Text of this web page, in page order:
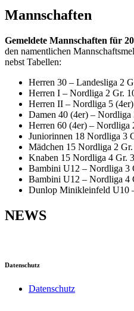
Mannschaften
Gemeldete Mannschaften für
den namentlichen
nebst Tabellen:
Herren 30 – Landesliga 2
Herren I – Nordliga 2 Gr.
Herren II – Nordliga 5
Damen 40 (4er) – Nordliga
Herren 60 (4er) – Nordliga
Juniorinnen 18 Nordliga 3
Mädchen 15 Nordliga 2
Knaben 15 Nordliga 4 Gr.
Bambini U12 – Nordliga 3
Bambini U12 – Nordliga 4
Dunlop Minikleinfeld U10
NEWS
Datenschutz
Datenschutz